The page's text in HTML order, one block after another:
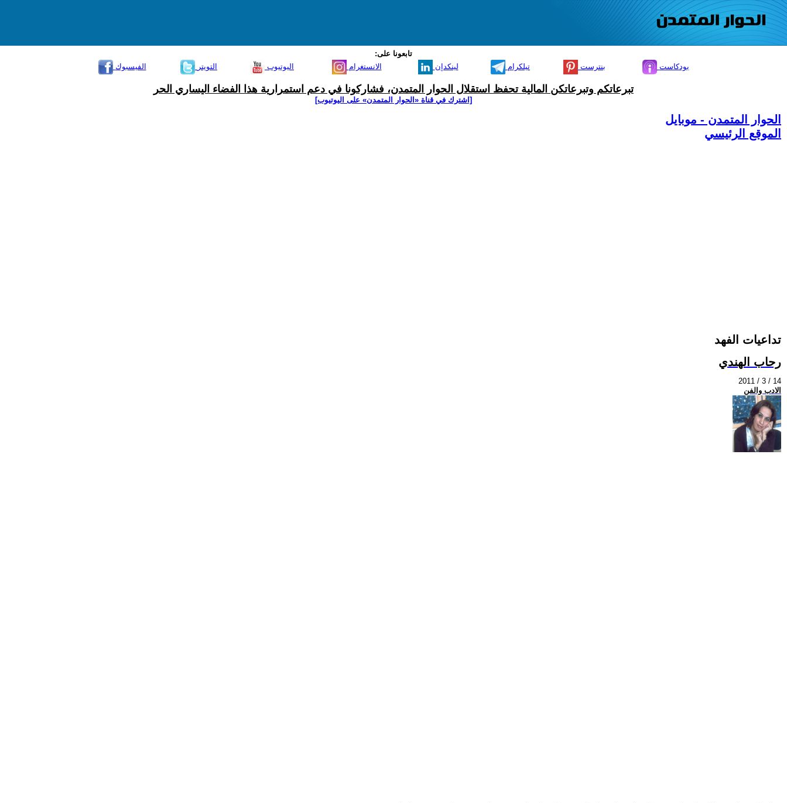
تابعونا على:
الفيسبوك
التويتر اليوتيوب الانستغرام لينكدإن تيلكرام بنترست بودكاست
تبرعاتكم وتبرعاتكن المالية تحفظ استقلال الحوار المتمدن، فشاركونا في دعم استمرارية هذا الفضاء اليساري الحر
[اشترك في قناة ‫«الحوار المتمدن» على اليوتيوب]
الحوار المتمدن - موبايل
الموقع الرئيسي
تداعيات الفهد
رحاب الهندي
2011 / 3 / 14
الادب والفن